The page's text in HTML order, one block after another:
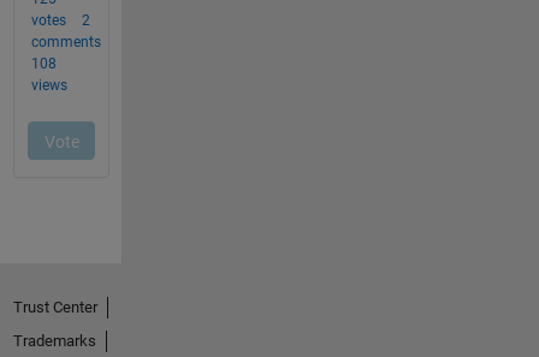
Trust Center
Trademarks